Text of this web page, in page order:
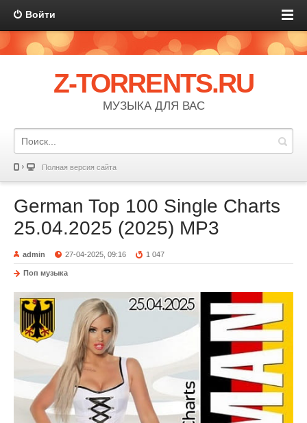
Войти
Z-TORRENTS.RU
МУЗЫКА ДЛЯ ВАС
Полная версия сайта
German Top 100 Single Charts
25.04.2025 (2025) MP3
admin 27-04-2025, 09:16 1 047
Поп музыка